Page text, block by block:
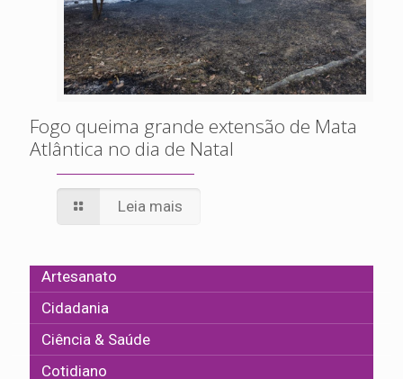
Fogo queima grande extensão de Mata
Atlântica no dia de Natal
Leia mais
Artesanato
Cidadania
Ciência & Saúde
Cotidiano